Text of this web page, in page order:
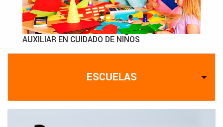
AUXILIAR EN CUIDADO DE NIÑOS
ESCUELAS